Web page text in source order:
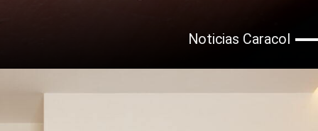
Noticias Caracol